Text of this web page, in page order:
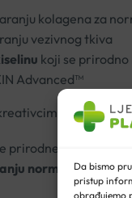
Da bismo
pristup
obrađujemo
kolagena za
vezivnog tkiva
koji se prirodno
Advanced™
i starijim
prirodne sastojke
normalnih